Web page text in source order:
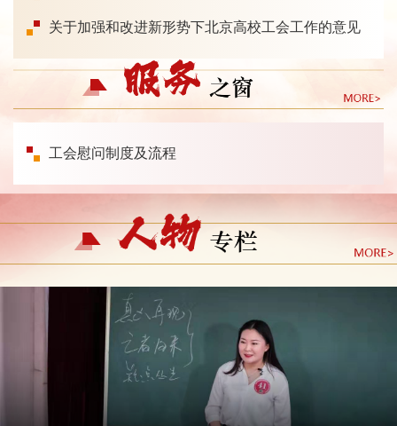
关于加强和改进新形势下北京高校工会工作的意见
工会慰问制度及流程